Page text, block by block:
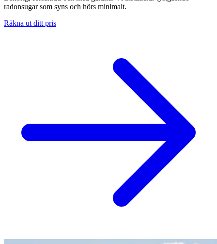
radonsugar som syns och hörs minimalt.
Räkna ut ditt pris